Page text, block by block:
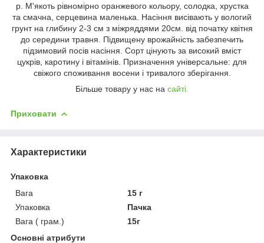
р. М'якоть рівномірно оранжевого кольору, солодка, хрустка
та смачна, серцевина маленька. Насіння висівають у вологий
грунт на глибину 2-3 см з міжряддями 20см. від початку квітня
до середини травня. Підвищену врожайність забезпечить
підзимовий посів насіння. Сорт цінують за високий вміст
цукрів, каротину і вітамінів. Призначення універсальне: для
свіжого споживання восени і тривалого зберігання.
Більше товару у нас на сайті.
Приховати
Характеристики
Упаковка
Вага
15 г
Упаковка
Пачка
Вага ( грам.)
15г
Основні атрибути